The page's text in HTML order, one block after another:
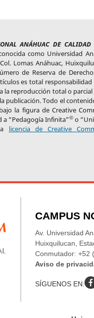
ANÁHUAC DE CALIDAD
como Universidad
Lomas Anáhuac,
de Reserva de
es total
la reproducción total o
publicación. Todo el
la figura de Creative
“Pedagogía Infinita”© o
licencia de Creative
CAMPUS
Av. Universidad
Huixquilucan,
Conmutador: +52
Aviso de
SÍGUENOS EN: